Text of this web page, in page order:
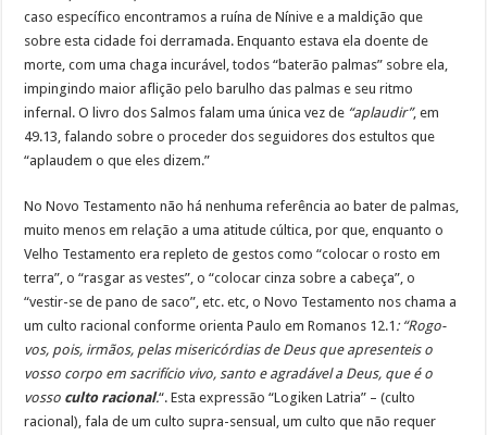
caso específico encontramos a ruína de Nínive e a maldição que
sobre esta cidade foi derramada. Enquanto estava ela doente de
morte, com uma chaga incurável, todos “baterão palmas” sobre ela,
impingindo maior aflição pelo barulho das palmas e seu ritmo
infernal. O livro dos Salmos falam uma única vez de “aplaudir”, em
49.13, falando sobre o proceder dos seguidores dos estultos que
“aplaudem o que eles dizem.”
No Novo Testamento não há nenhuma referência ao bater de palmas,
muito menos em relação a uma atitude cúltica, por que, enquanto o
Velho Testamento era repleto de gestos como “colocar o rosto em
terra”, o “rasgar as vestes”, o “colocar cinza sobre a cabeça”, o
“vestir-se de pano de saco”, etc. etc, o Novo Testamento nos chama a
um culto racional conforme orienta Paulo em Romanos 12.1 : “Rogo-
vos, pois, irmãos, pelas misericórdias de Deus que apresenteis o
vosso corpo em sacrifício vivo, santo e agradável a Deus, que é o
vosso culto racional.“. Esta expressão “Logiken Latria” – (culto
racional), fala de um culto supra-sensual, um culto que não requer